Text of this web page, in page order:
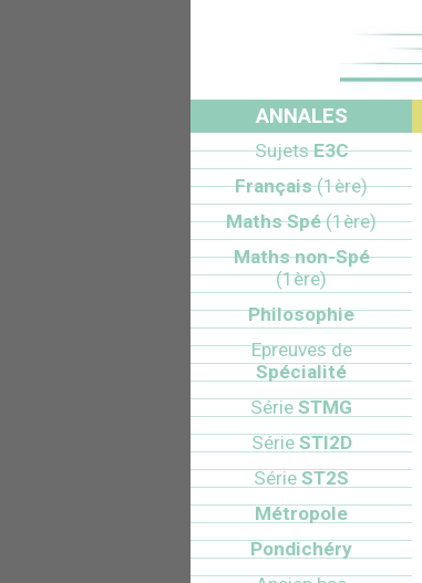
ANNALES
SujetsE3C
Français(1ère)
Maths Spé(1ère)
Maths non-Spé
(1ère)
Philosophie
Epreuves de
Spécialité
Série STMG
SérieSTI2D
Série ST2S
Métropole
Pondichéry